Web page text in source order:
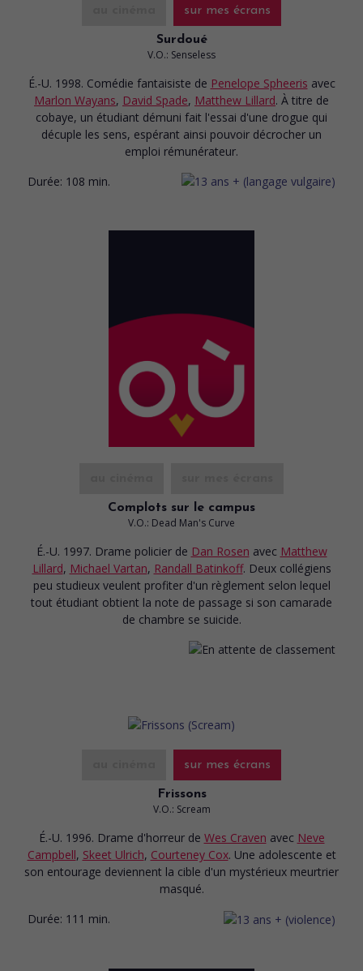
sur mes écrans
Surdoué
V.O.: Senseless
É.-U. 1998. Comédie fantaisiste de Penelope Spheeris avec
Marlon Wayans, David Spade, Matthew Lillard. À titre de
cobaye, un étudiant démuni fait l'essai d'une drogue qui
décuple les sens, espérant ainsi pouvoir décrocher un
emploi rémunérateur.
Durée: 108 min.
Complots sur le campus
V.O.: Dead Man's Curve
É.-U. 1997. Drame policier de Dan Rosen avec Matthew
Lillard, Michael Vartan, Randall Batinkoff. Deux collégiens
peu studieux veulent profiter d'un règlement selon lequel
tout étudiant obtient la note de passage si son camarade
de chambre se suicide.
sur mes écrans
Frissons
V.O.: Scream
É.-U. 1996. Drame d'horreur de Wes Craven avec Neve
Campbell, Skeet Ulrich, Courteney Cox. Une adolescente et
son entourage deviennent la cible d'un mystérieux meurtrier
masqué.
Durée: 111 min.